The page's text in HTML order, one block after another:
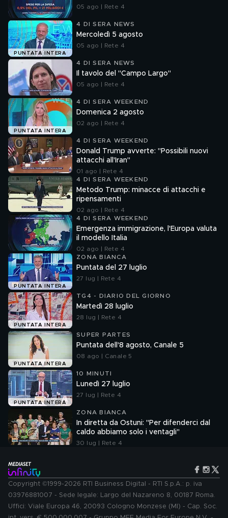
05 ago | Rete 4
PUNTATA INTERA
4 DI SERA NEWS
Mercoledì 5 agosto
05 ago | Rete 4
4 DI SERA NEWS
Il tavolo del "Campo Largo"
05 ago | Rete 4
PUNTATA INTERA
4 DI SERA WEEKEND
Domenica 2 agosto
02 ago | Rete 4
4 DI SERA WEEKEND
Donald Trump avverte: "Possibili nuovi
attacchi all'Iran"
01 ago | Rete 4
4 DI SERA WEEKEND
Metodo Trump: minacce di attacchi e
ripensamenti
02 ago | Rete 4
4 DI SERA WEEKEND
Emergenza immigrazione, l'Europa valuta
il modello Italia
02 ago | Rete 4
PUNTATA INTERA
ZONA BIANCA
Puntata del 27 luglio
27 lug | Rete 4
PUNTATA INTERA
TG4 - DIARIO DEL GIORNO
Martedì 28 luglio
28 lug | Rete 4
PUNTATA INTERA
SUPER PARTES
Puntata dell'8 agosto, Canale 5
08 ago | Canale 5
PUNTATA INTERA
10 MINUTI
Lunedì 27 luglio
27 lug | Rete 4
ZONA BIANCA
In diretta da Ostuni: "Per difenderci dal
caldo abbiamo solo i ventagli"
30 lug | Rete 4
Copyright ©1999-2026 RTI Business Digital - RTI S.p.A.: p. iva
03976881007 - Sede legale: Largo del Nazareno 8, 00187 Roma.
Uffici: Viale Europa 46, 20093 Cologno Monzese (MI) - Cap. Soc.